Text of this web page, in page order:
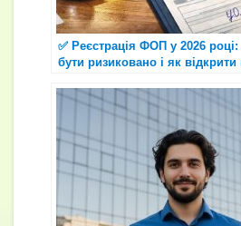
✅ Реєстрація ФОП у 2026
бути ризиковано і як